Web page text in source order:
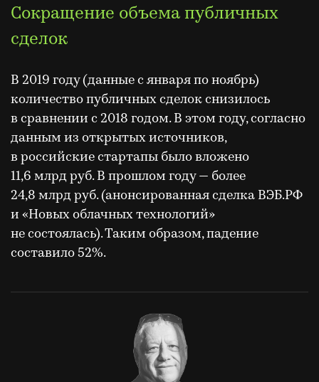
Сокращение объема публичных
сделок
В 2019 году (данные с января по ноябрь)
количество публичных сделок снизилось
в сравнении с 2018 годом. В этом году, согласно
данным из открытых источников,
в российские стартапы было вложено
11,6 млрд руб. В прошлом году — более
24,8 млрд руб. (анонсированная сделка ВЭБ.РФ
и «Новых облачных технологий»
не состоялась). Таким образом, падение
составило 52%.